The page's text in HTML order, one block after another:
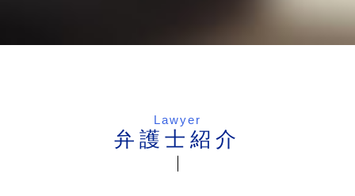
Lawyer
弁護士紹介